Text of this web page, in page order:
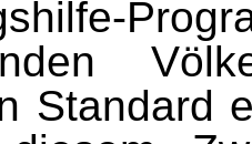
Standard